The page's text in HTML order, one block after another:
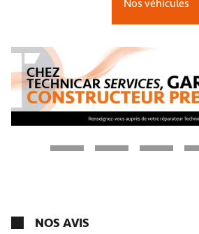
Nos véhicules
NOS AVIS